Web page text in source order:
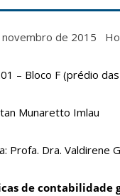
novembro de 2015
– Bloco F (prédio
Munaretto Imlau
Profa. Dra. Valdirene
de contabilidade